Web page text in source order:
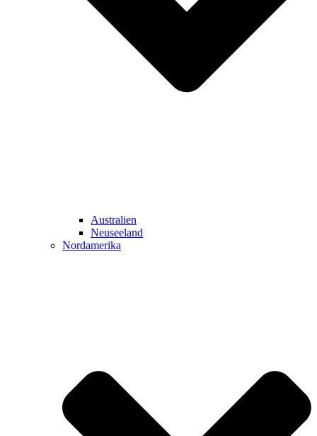
Australien
Neuseeland
Nordamerika